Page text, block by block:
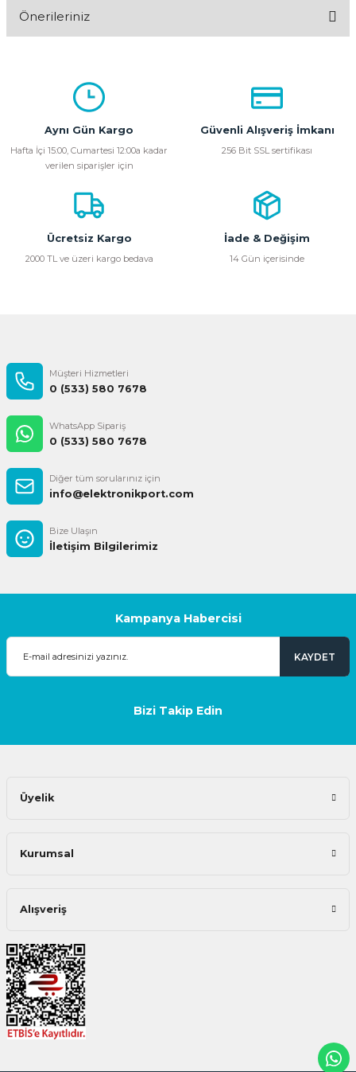
Önerileriniz
kullanarak tarafımıza iletebilirsiniz.
Görüş ve önerileriniz için teşekkür ederiz.
Ürün açıklamasında eksik bilgiler bulunuyor.
Ürün bilgilerinde hatalar bulunuyor.
Ürün fiyatı diğer sitelerden daha pahalı.
Bu ürüne benzer farklı alternatifler olmalı.
Aynı Gün Kargo
Hafta İçi 15:00, Cumartesi 12:00a kadar
verilen siparişler için
Güvenli Alışveriş İmkanı
256 Bit SSL sertifikası
Ücretsiz Kargo
2000 TL ve üzeri kargo bedava
İade & Değişim
14 Gün içerisinde
Müşteri Hizmetleri
0 (533) 580 7678
WhatsApp Sipariş
0 (533) 580 7678
Diğer tüm sorularınız için
info@elektronikport.com
Bize Ulaşın
İletişim Bilgilerimiz
Kampanya Habercisi
KAYDET
Bizi Takip Edin
Üyelik
Kurumsal
Alışveriş